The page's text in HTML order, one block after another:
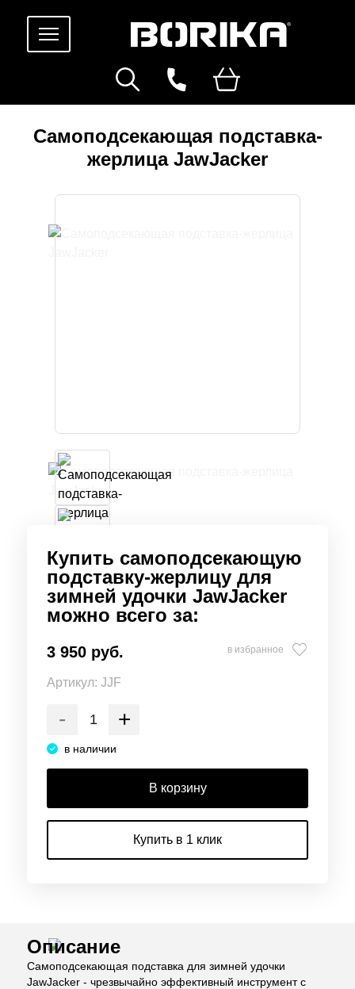
Самоподсекающая подставка-
жерлица JawJacker
Купить cамоподсекающую
подставку-жерлицу для
зимней удочки JawJacker
можно всего за:
3 950 руб. в избранное
Артикул: JJF
- +
в наличии
В корзину
Купить в 1 клик
Описание
Самоподсекающая подставка для зимней удочки
JawJacker - чрезвычайно эффективный инструмент с